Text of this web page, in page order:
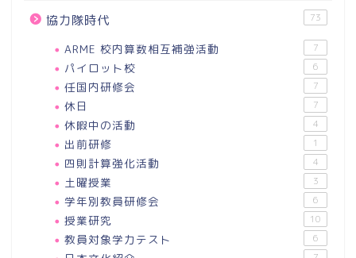
協力隊時代 73
ARME 校内算数相互補強活動 7
パイロット校 6
任国内研修会 7
休日 7
休暇中の活動 4
出前研修 1
四則計算強化活動 4
土曜授業 3
学年別教員研修会 6
授業研究 10
教員対象学力テスト 6